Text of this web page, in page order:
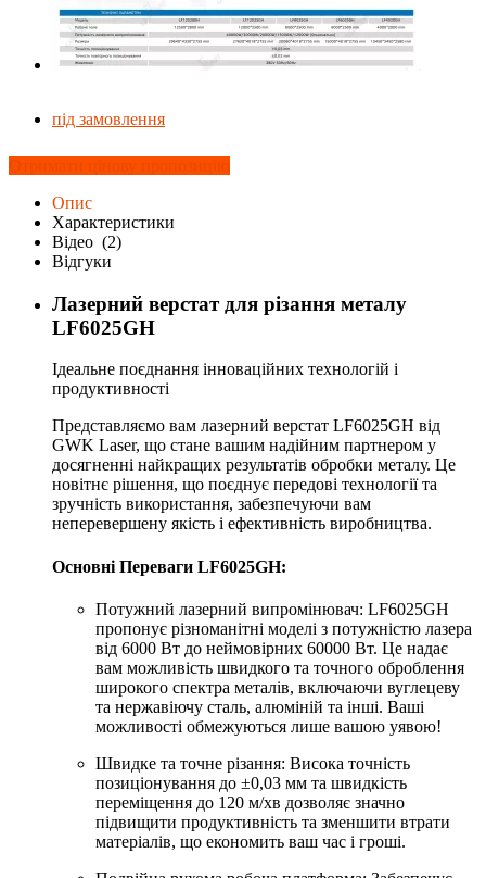
під замовлення
Опис
Характеристики
Відео (2)
Відгуки
Лазерний верстат для різання металу
LF6025GH
Ідеальне поєднання інноваційних технологій і
продуктивності
Представляємо вам лазерний верстат LF6025GH від
GWK Laser, що стане вашим надійним партнером у
досягненні найкращих результатів обробки металу. Це
новітнє рішення, що поєднує передові технології та
зручність використання, забезпечуючи вам
неперевершену якість і ефективність виробництва.
Основні Переваги LF6025GH:
Потужний лазерний випромінювач: LF6025GH
пропонує різноманітні моделі з потужністю лазера
від 6000 Вт до неймовірних 60000 Вт. Це надає
вам можливість швидкого та точного оброблення
широкого спектра металів, включаючи вуглецеву
та нержавіючу сталь, алюміній та інші. Ваші
можливості обмежуються лише вашою уявою!
Швидке та точне різання: Висока точність
позиціонування до ±0,03 мм та швидкість
переміщення до 120 м/хв дозволяє значно
підвищити продуктивність та зменшити втрати
матеріалів, що економить ваш час і гроші.